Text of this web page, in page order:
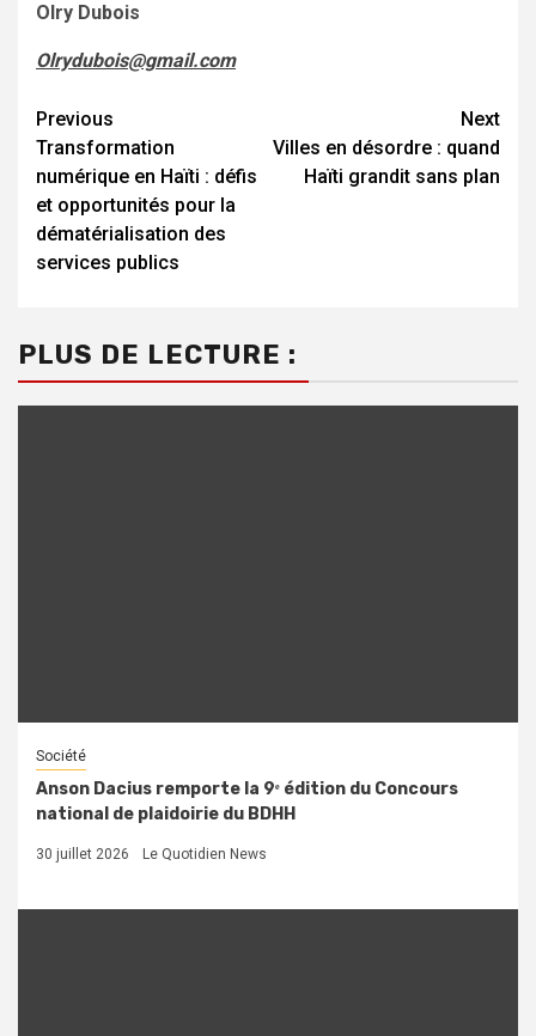
Olry Dubois
Olrydubois@gmail.com
Continue
Reading
Previous
Transformation
numérique en Haïti : défis
et opportunités pour la
dématérialisation des
services publics
Next
Villes en désordre : quand
Haïti grandit sans plan
PLUS DE LECTURE :
Société
Anson Dacius remporte la 9ᵉ édition du Concours
national de plaidoirie du BDHH
30 juillet 2026 Le Quotidien News